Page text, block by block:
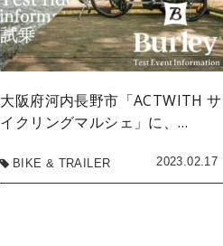
大阪府河内長野市「ACTWITH サ
イクリングマルシェ」に、…
BIKE & TRAILER 2023.02.17